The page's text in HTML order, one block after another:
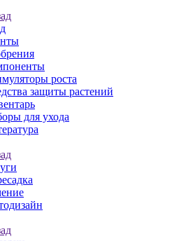
роста
защиты растений
для ухода